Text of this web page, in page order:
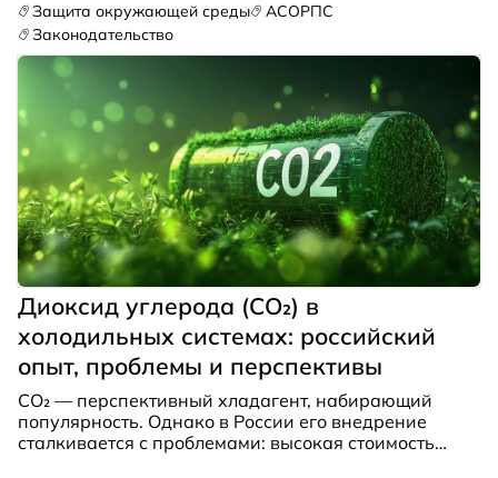
Защита окружающей среды
АСОРПС
Законодательство
Диоксид углерода (CO₂) в
холодильных системах: российский
опыт, проблемы и перспективы
CO₂ — перспективный хладагент, набирающий
популярность. Однако в России его внедрение
сталкивается с проблемами: высокая стоимость